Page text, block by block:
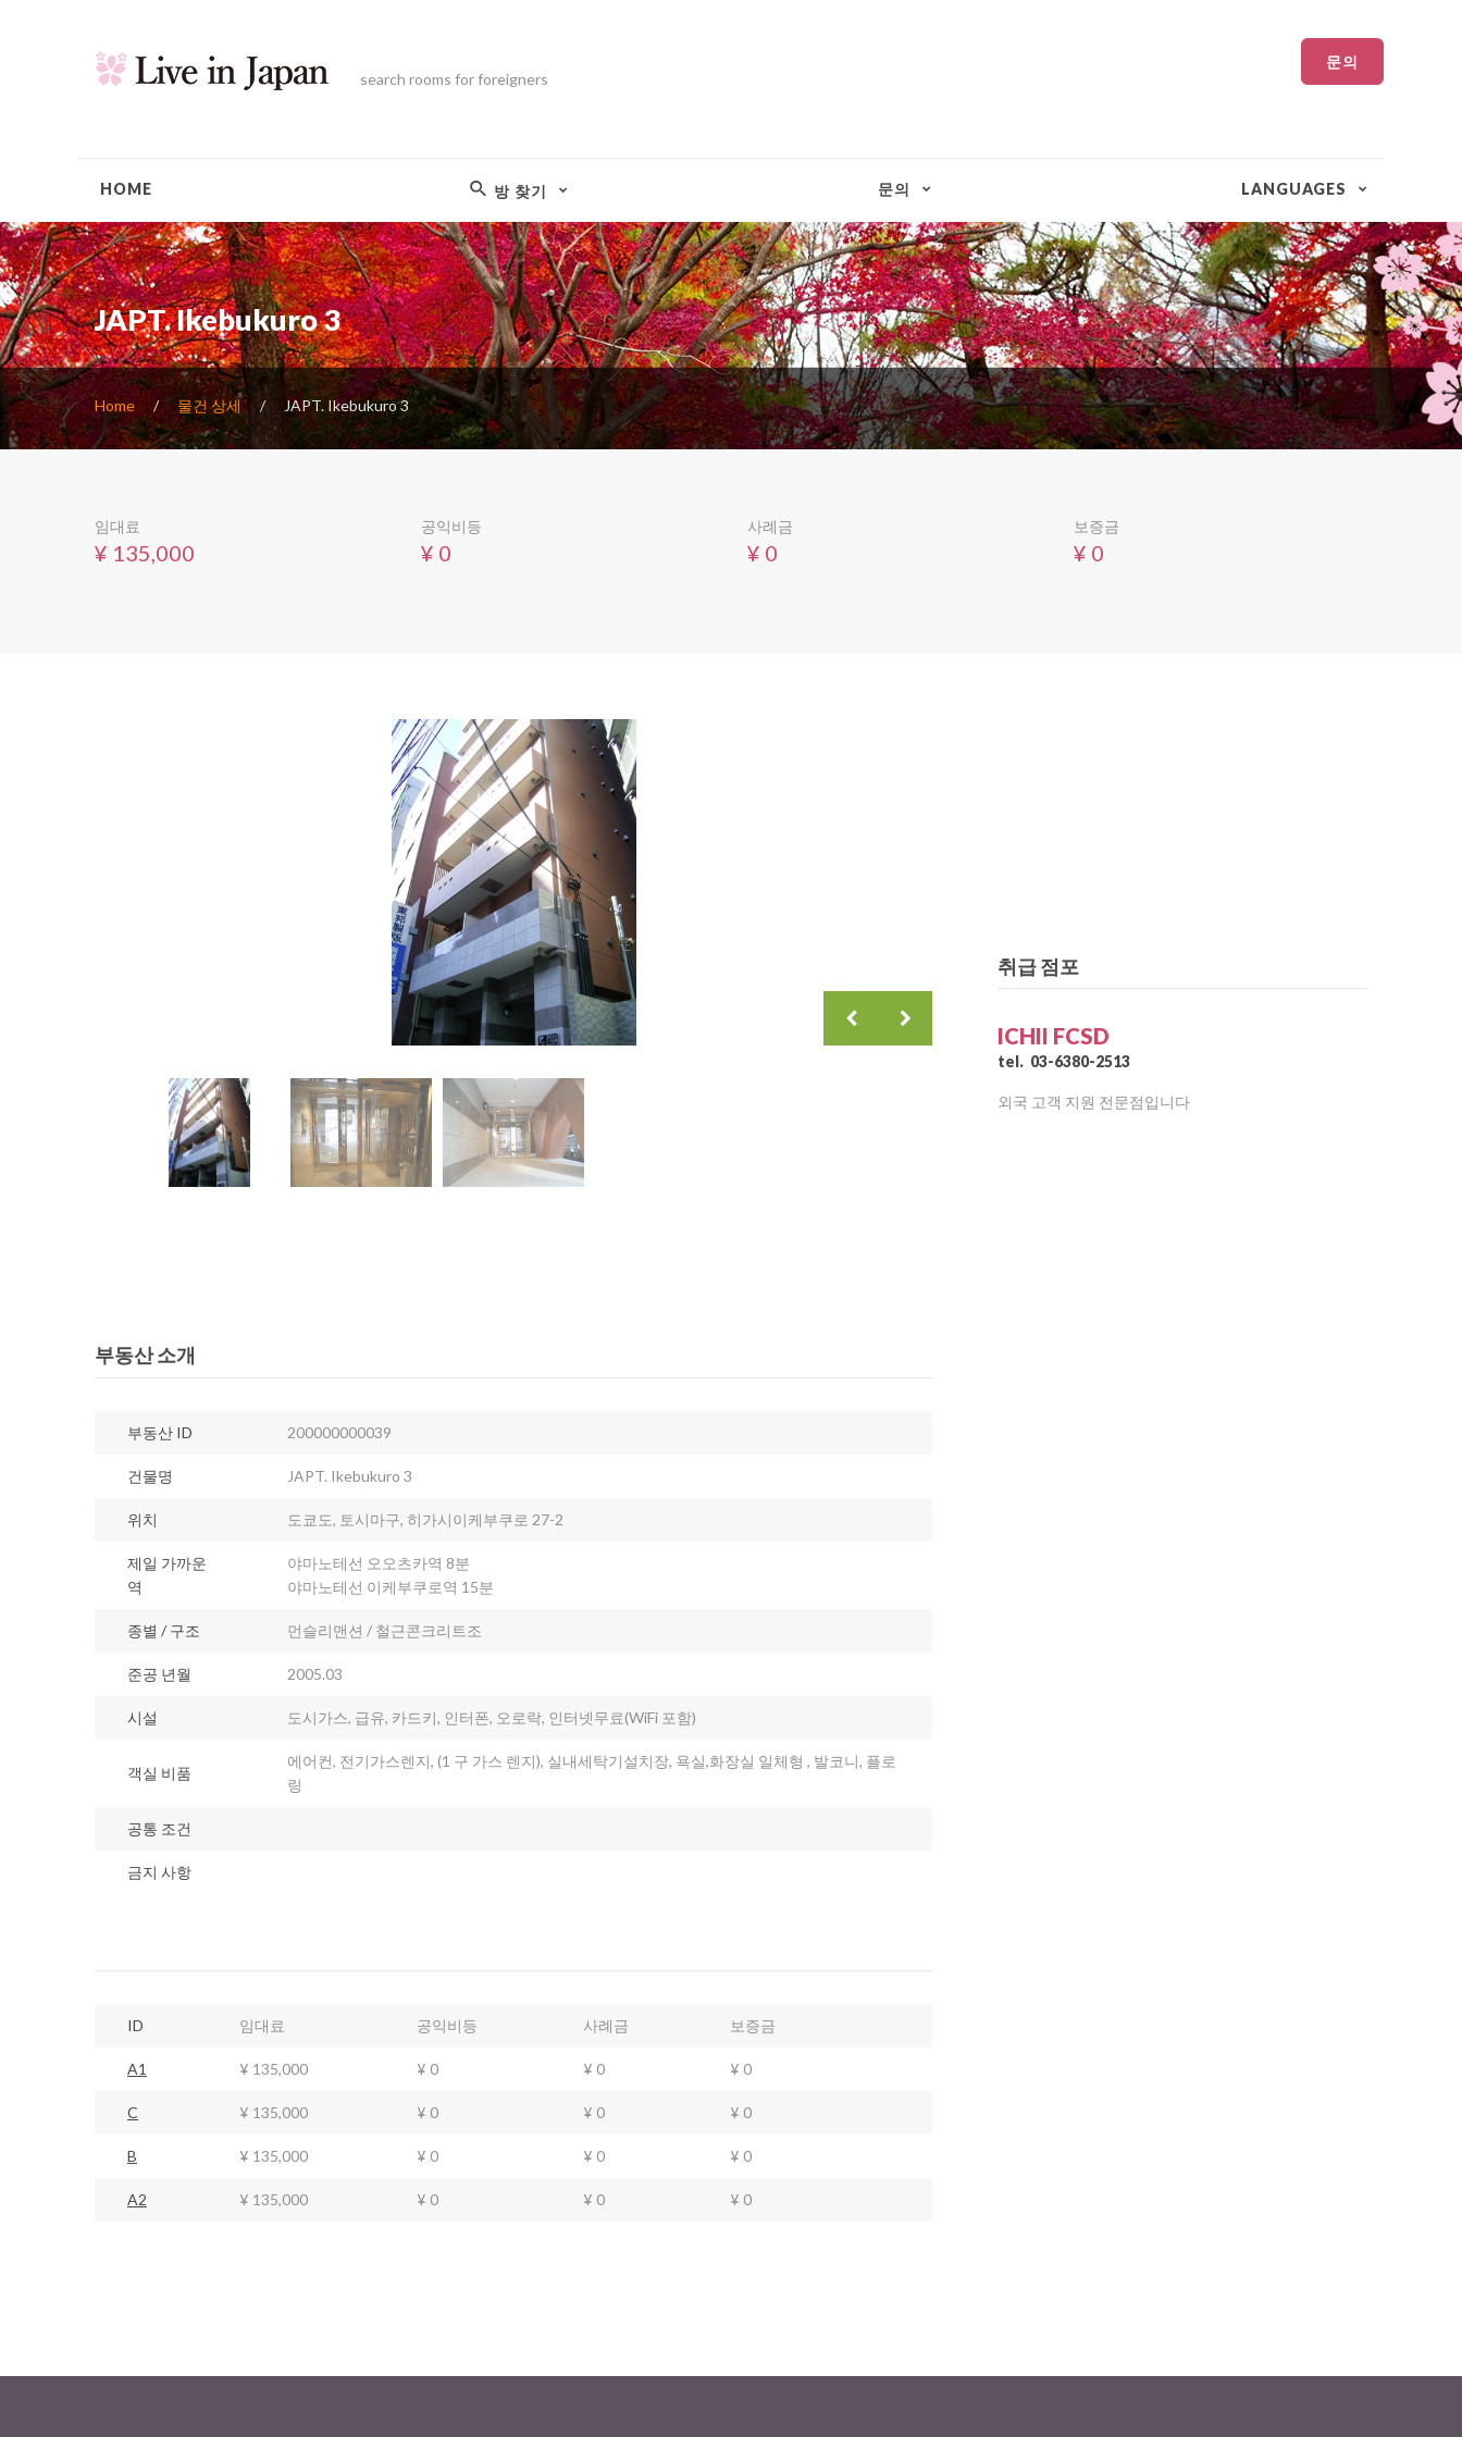
search rooms for foreigners
문의
HOME 방 찾기 문의 LANGUAGES
JAPT. Ikebukuro 3
Home 물건 상세 JAPT. Ikebukuro 3
임대료
¥ 135,000
공익비등
¥ 0
사례금
¥ 0
보증금
¥ 0
부동산 소개
부동산 ID 200000000039
건물명 JAPT. Ikebukuro 3
위치 도쿄도, 토시마구, 히가시이케부쿠로 27-2
제일 가까운
역
야마노테선 오오츠카역 8분
야마노테선 이케부쿠로역 15분
종별 / 구조 먼슬리맨션 / 철근콘크리트조
준공 년월 2005.03
시설 도시가스, 급유, 카드키, 인터폰, 오로락, 인터넷무료(WiFi 포함)
객실 비품
에어컨, 전기가스렌지, (1 구 가스 렌지), 실내세탁기설치장, 욕실,화장실 일체형 , 발코니, 플로
링
공통 조건
금지 사항
ID 임대료 공익비등 사례금 보증금
A1 ¥ 135,000 ¥ 0 ¥ 0 ¥ 0
C ¥ 135,000 ¥ 0 ¥ 0 ¥ 0
B ¥ 135,000 ¥ 0 ¥ 0 ¥ 0
A2 ¥ 135,000 ¥ 0 ¥ 0 ¥ 0
취급 점포
ICHII FCSD
tel. 03-6380-2513
외국 고객 지원 전문점입니다